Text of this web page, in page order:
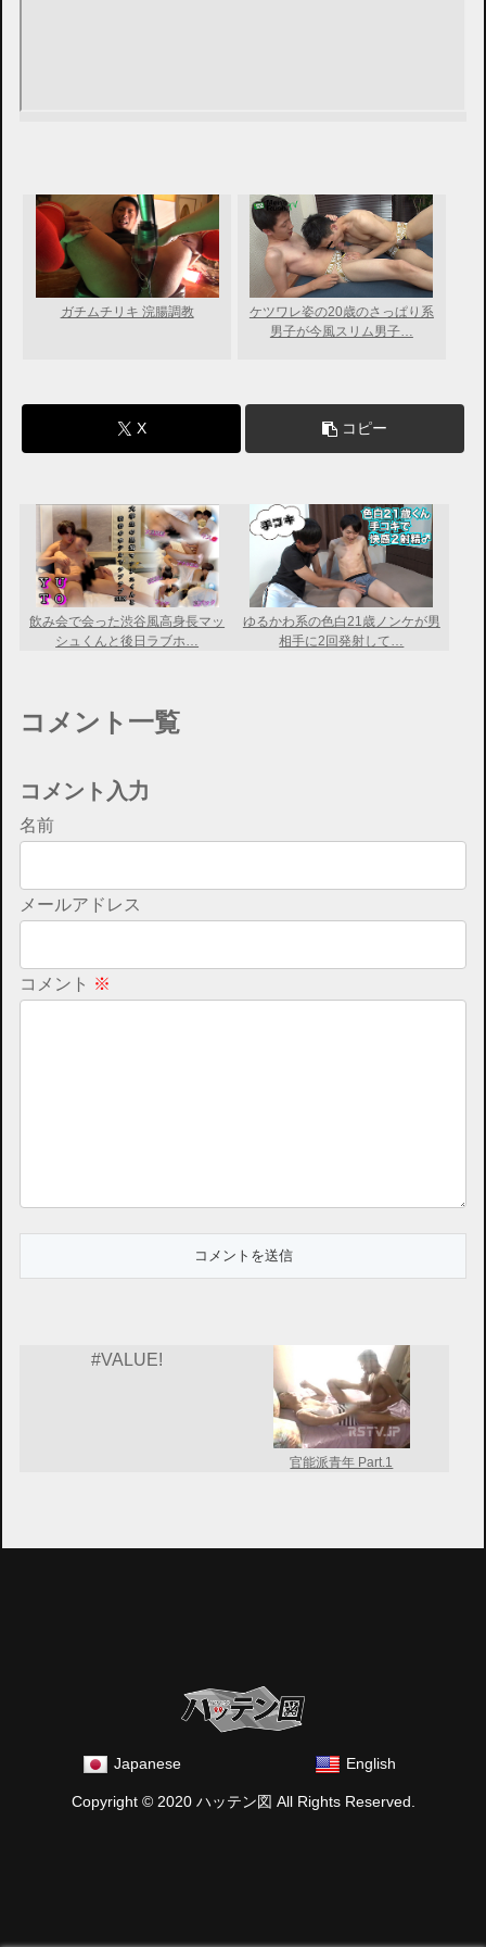
ガチムチリキ 浣腸調教
ケツワレ姿の20歳のさっぱり系
男子が今風スリム男子…
X コピー
飲み会で会った渋谷風高身長マッ
シュくんと後日ラブホ…
ゆるかわ系の色白21歳ノンケが男
相手に2回発射して…
コメント一覧
コメント入力
名前
メールアドレス
コメント ※
#VALUE!
官能派青年 Part.1
Japanese English
Copyright © 2020 ハッテン図 All Rights Reserved.